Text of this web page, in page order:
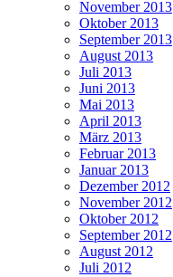
November 2013
Oktober 2013
September 2013
August 2013
Juli 2013
Juni 2013
Mai 2013
April 2013
März 2013
Februar 2013
Januar 2013
Dezember 2012
November 2012
Oktober 2012
September 2012
August 2012
Juli 2012